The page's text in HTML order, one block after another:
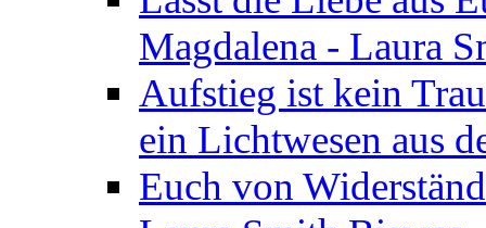
Magdalena - Laura
Aufstieg ist kein
ein Lichtwesen aus
Euch von